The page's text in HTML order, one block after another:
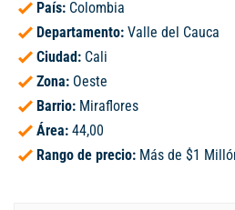
País: Colombia
Departamento: Valle del Cauca
Ciudad: Cali
Zona: Oeste
Barrio: Miraflores
Área: 44,00
Rango de precio: Más de $1